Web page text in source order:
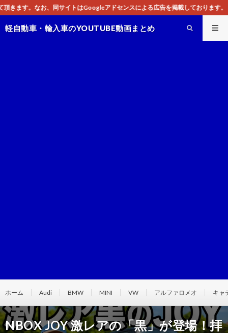
アドセンスによる広告を掲載しております。
軽自動車・輸入車のYOUTUBE動画まとめ
ホーム Audi BMW MINI VW アルファロメオ キャ
NBOX JOY 激レアの「黒」が登場！拝